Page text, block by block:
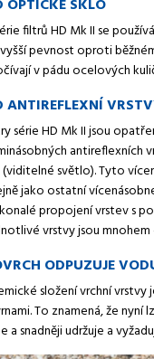
OPTICKÉ SKLO
filtrů HD Mk II se
pevnost oproti
v pádu ocelových
ANTIREFLEXNÍ
série HD Mk II jsou
antireflexních
(viditelné světlo). Tyto
jako ostatní
propojení vrstev s
vrstvy jsou
ODPUZUJE
složení vrchní
To znamená, že
a snadněji udržuje a